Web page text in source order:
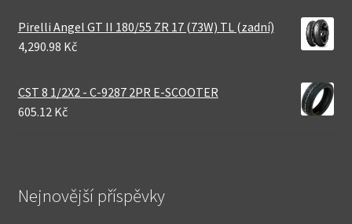
Pirelli Angel GT II 180/55 ZR 17 (73W) TL (zadní)
4,290.98 Kč
CST 8 1/2X2 - C-9287 2PR E-SCOOTER
605.12 Kč
Nejnovější příspěvky